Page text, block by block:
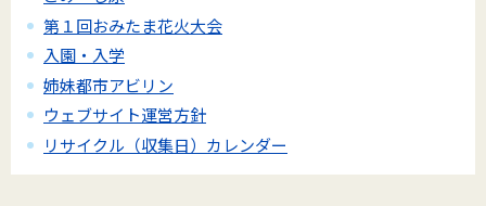
第１回おみたま花火大会
入園・入学
姉妹都市アビリン
ウェブサイト運営方針
リサイクル（収集日）カレンダー